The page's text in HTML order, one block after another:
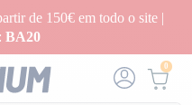
de 150€ em todo o site |
BA20
0